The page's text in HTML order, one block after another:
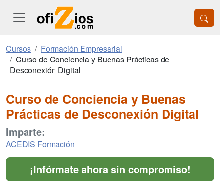
Cursos
Formación Empresarial
Curso de Conciencia y Buenas Prácticas de
Desconexión Digital
Curso de Conciencia y Buenas
Prácticas de Desconexión Digital
Imparte:
ACEDIS Formación
¡Infórmate ahora sin compromiso!